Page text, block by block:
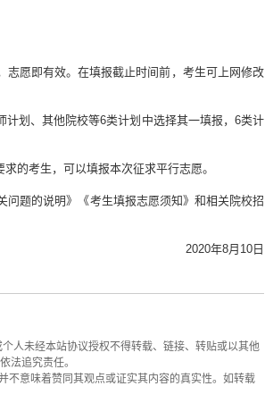
愿即有效。在填报截止时间前，考生可上网修改
划、其他院校等6类计划中选择其一填报，6类计
的考生，可以填报本次征求平行志愿。
题的说明》《考生填报志愿须知》和相关院校招
2020年8月10日
人未经本站协议授权不得转载、链接、转贴或以其他
法追究责任。
意味着赞同其观点或证实其内容的真实性。如转载